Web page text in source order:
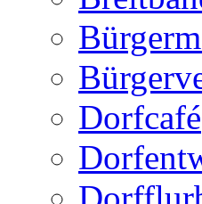
Dorfcafé